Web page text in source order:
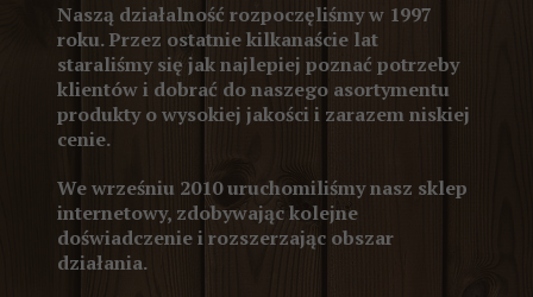
Naszą działalność rozpoczęliśmy w 1997
roku. Przez ostatnie kilkanaście lat
staraliśmy się jak najlepiej poznać potrzeby
klientów i dobrać do naszego asortymentu
produkty o wysokiej jakości i zarazem niskiej
cenie.
We wrześniu 2010 uruchomiliśmy nasz sklep
internetowy, zdobywając kolejne
doświadczenie i rozszerzając obszar
działania.